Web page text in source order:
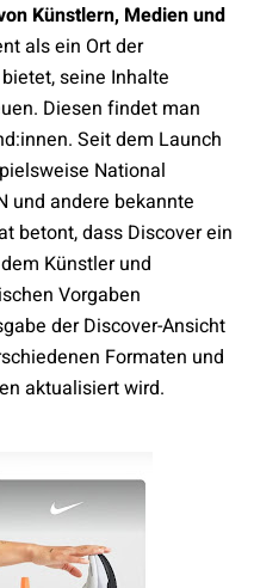
Künstlern, Medien und
als ein Ort der
seine Inhalte
Diesen findet man
Seit dem Launch
National
und andere bekannte
betont, dass Discover ein
Künstler und
Vorgaben
der Discover-Ansicht
Formaten und
aktualisiert wird.